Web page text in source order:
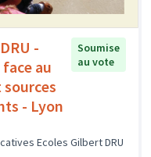
-
au
- Lyon
Soumise
au vote
Ecoles Gilbert DRU